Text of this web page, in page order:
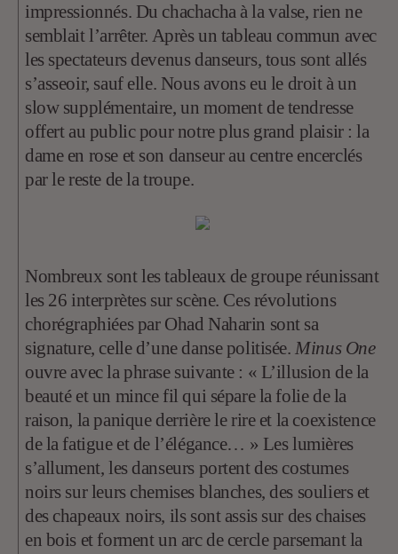
impressionnés. Du chachacha à la valse, rien ne
semblait l’arrêter. Après un tableau commun avec
les spectateurs devenus danseurs, tous sont allés
s’asseoir, sauf elle. Nous avons eu le droit à un
slow supplémentaire, un moment de tendresse
offert au public pour notre plus grand plaisir : la
dame en rose et son danseur au centre encerclés
par le reste de la troupe.
Nombreux sont les tableaux de groupe réunissant
les 26 interprètes sur scène. Ces révolutions
chorégraphiées par Ohad Naharin sont sa
signature, celle d’une danse politisée. Minus One
ouvre avec la phrase suivante : « L’illusion de la
beauté et un mince fil qui sépare la folie de la
raison, la panique derrière le rire et la coexistence
de la fatigue et de l’élégance… » Les lumières
s’allument, les danseurs portent des costumes
noirs sur leurs chemises blanches, des souliers et
des chapeaux noirs, ils sont assis sur des chaises
en bois et forment un arc de cercle parsemant la